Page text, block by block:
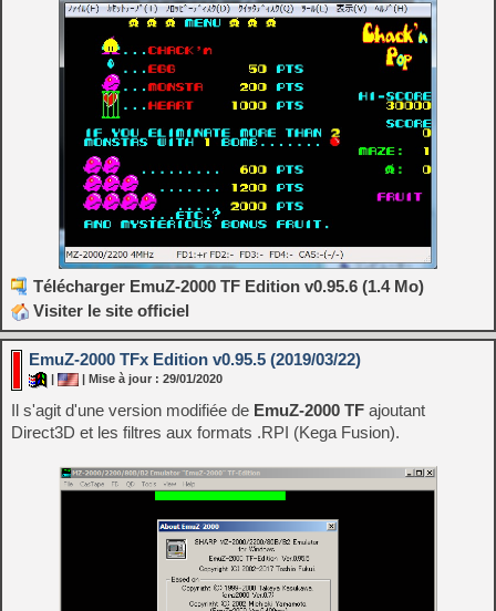
Télécharger EmuZ-2000 TF Edition v0.95.6 (1.4 Mo)
Visiter le site officiel
EmuZ-2000 TFx Edition v0.95.5 (2019/03/22)
| | Mise à jour : 29/01/2020
Il s'agit d'une version modifiée de EmuZ-2000 TF ajoutant
Direct3D et les filtres aux formats .RPI (Kega Fusion).